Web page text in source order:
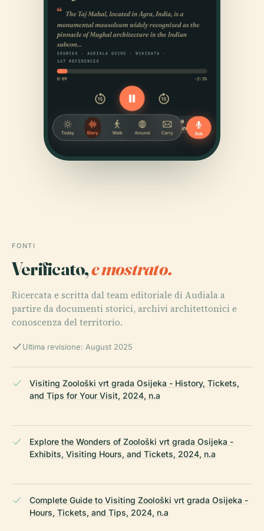
FONTI
Verificato,e mostrato.
Ricercata e scritta dal team editoriale di Audiala a
partire da documenti storici, archivi architettonici e
conoscenza del territorio.
Ultima revisione: August 2025
Visiting Zoološki vrt grada Osijeka - History, Tickets,
and Tips for Your Visit, 2024, n.a
Explore the Wonders of Zoološki vrt grada Osijeka -
Exhibits, Visiting Hours, and Tickets, 2024, n.a
Complete Guide to Visiting Zoološki vrt grada Osijeka -
Hours, Tickets, and Tips, 2024, n.a